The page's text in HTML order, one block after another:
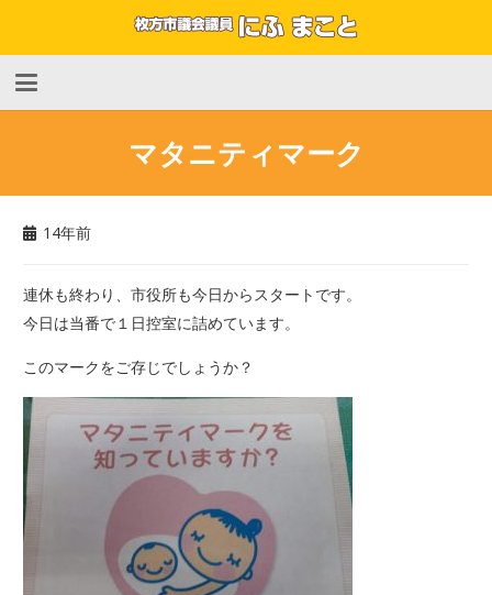
マタニティマーク
14年前
連休も終わり、市役所も今日からスタートです。
今日は当番で１日控室に詰めています。
このマークをご存じでしょうか？